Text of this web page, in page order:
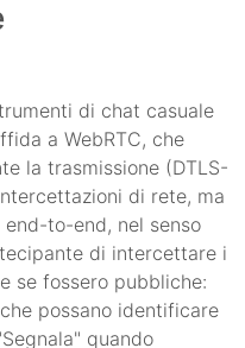
di chat casuale
a WebRTC, che
la trasmissione (DTLS-
di rete, ma
to-end, nel senso
di intercettare i
se fossero pubbliche:
possano identificare
quando